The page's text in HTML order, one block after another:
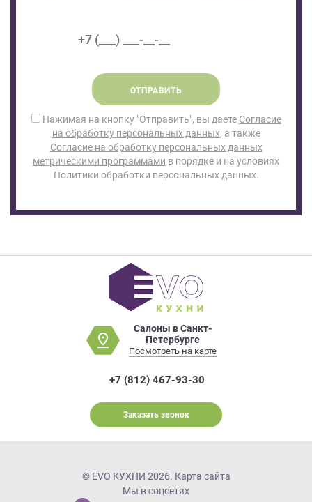
ОТПРАВИТЬ
Нажимая на кнопку "Отправить", вы даете Согласие
на обработку персональных данных, а также
Согласие на обработку персональных данных
метрическими программами в порядке и на условиях
Политики обработки персональных данных.
Салоны в Санкт-
Петербурге
Посмотреть на карте
+7 (812) 467-93-30
Заказать звонок
© EVO КУХНИ 2026. Карта сайта
Мы в соцсетях